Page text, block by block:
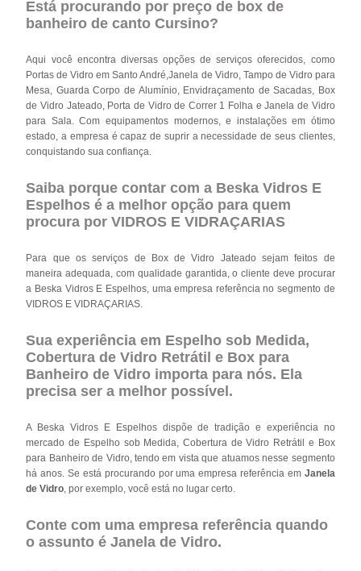
Está procurando por preço de box de
banheiro de canto Cursino?
Aqui você encontra diversas opções de serviços oferecidos, como
Portas de Vidro em Santo André,Janela de Vidro, Tampo de Vidro para
Mesa, Guarda Corpo de Alumínio, Envidraçamento de Sacadas, Box
de Vidro Jateado, Porta de Vidro de Correr 1 Folha e Janela de Vidro
para Sala. Com equipamentos modernos, e instalações em ótimo
estado, a empresa é capaz de suprir a necessidade de seus clientes,
conquistando sua confiança.
Saiba porque contar com a Beska Vidros E
Espelhos é a melhor opção para quem
procura por VIDROS E VIDRAÇARIAS
Para que os serviços de Box de Vidro Jateado sejam feitos de
maneira adequada, com qualidade garantida, o cliente deve procurar
a Beska Vidros E Espelhos, uma empresa referência no segmento de
VIDROS E VIDRAÇARIAS.
Sua experiência em Espelho sob Medida,
Cobertura de Vidro Retrátil e Box para
Banheiro de Vidro importa para nós. Ela
precisa ser a melhor possível.
A Beska Vidros E Espelhos dispõe de tradição e experiência no
mercado de Espelho sob Medida, Cobertura de Vidro Retrátil e Box
para Banheiro de Vidro, tendo em vista que atuamos nesse segmento
há anos. Se está procurando por uma empresa referência em Janela
de Vidro , por exemplo, você está no lugar certo.
Conte com uma empresa referência quando
o assunto éJanela de Vidro.